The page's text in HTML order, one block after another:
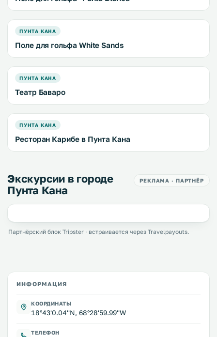
ПУНТА КАНА
Поле для гольфа White Sands
ПУНТА КАНА
Театр Баваро
ПУНТА КАНА
Ресторан Карибе в Пунта Кана
Экскурсии в городе
Пунта Кана
РЕКЛАМА · ПАРТНЁР
Партнёрский блок Tripster · встраивается через Travelpayouts.
ИНФОРМАЦИЯ
КООРДИНАТЫ
18°43'0.04''N, 68°28'59.99''W
ТЕЛЕФОН